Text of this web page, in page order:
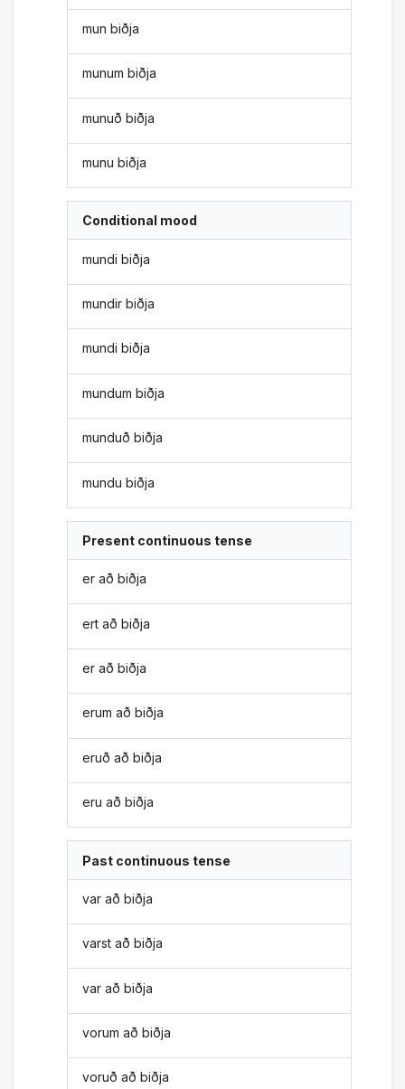
mun biðja
munum biðja
munuð biðja
munu biðja
Conditional mood
mundi biðja
mundir biðja
mundi biðja
mundum biðja
munduð biðja
mundu biðja
Present continuous tense
er að biðja
ert að biðja
er að biðja
erum að biðja
eruð að biðja
eru að biðja
Past continuous tense
var að biðja
varst að biðja
var að biðja
vorum að biðja
voruð að biðja